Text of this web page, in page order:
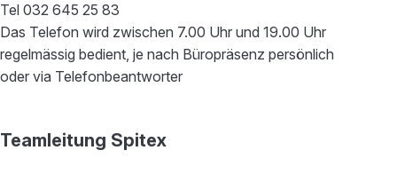
Tel 032 645 25 83
Das Telefon wird zwischen 7.00 Uhr und 19.00 Uhr
regelmässig bedient, je nach Büropräsenz persönlich
oder via Telefonbeantworter
Teamleitung Spitex